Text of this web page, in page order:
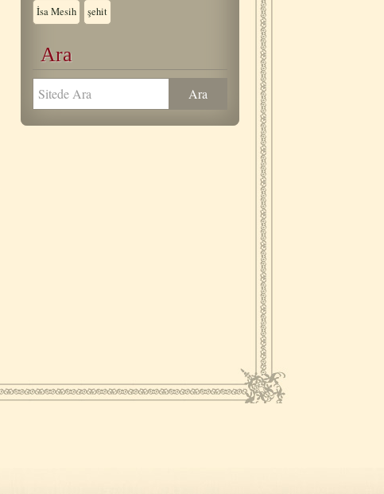
İsa Mesih şehit
Ara